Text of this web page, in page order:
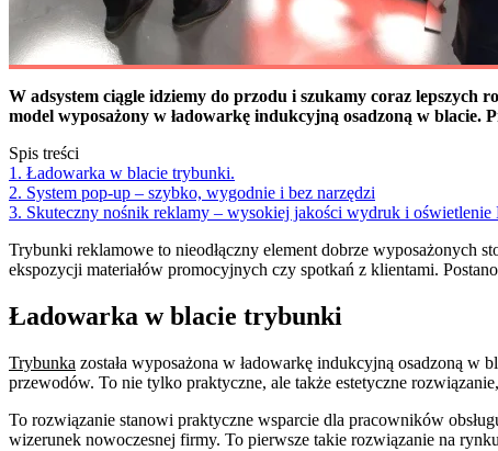
W adsystem ciągle idziemy do przodu i szukamy coraz lepszych
model wyposażony w ładowarkę indukcyjną osadzoną w
Spis treści
1. Ładowarka w blacie trybunki.
2. System pop-up – szybko, wygodnie i bez narzędzi
3. Skuteczny nośnik reklamy – wysokiej jakości wydruk i oświetlenie
Trybunki reklamowe to nieodłączny element dobrze wyposażonych
ekspozycji materiałów promocyjnych czy spotkań z klientami.
Ładowarka w blacie trybunki
Trybunka została wyposażona w ładowarkę indukcyjną osadzoną w
przewodów. To nie tylko praktyczne, ale także estetyczne
To rozwiązanie stanowi praktyczne wsparcie dla pracowników
wizerunek nowoczesnej firmy. To pierwsze takie rozwiązanie na